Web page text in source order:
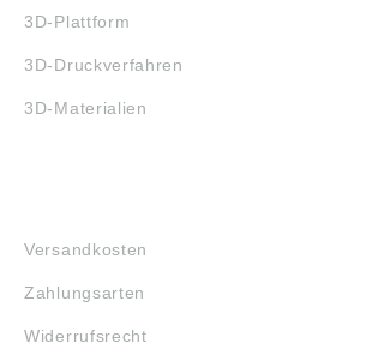
3D-Plattform
3D-Druckverfahren
3D-Materialien
Versandkosten
Zahlungsarten
Widerrufsrecht